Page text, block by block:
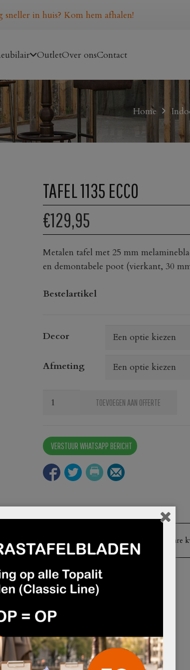
in huis? Kom hem afhalen!
OutletOver onsContact
Home
TAFEL 1135 ECCO
€129,95
Metalen tafel met 25 mm
en demontabele poot (vierkant, 30
Bestelartikel
Decor
Afmeting
Tafel
aantal
TOEVOEGEN AAN OFFERTE
VERSTUUR WHATSAPP BERICHT
Betaalbare